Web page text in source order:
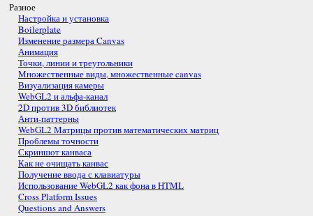
Разное
Настройка и установка
Boilerplate
Изменение размера Canvas
Анимация
Точки, линии и треугольники
Множественные виды, множественные canvas
Визуализация камеры
WebGL2 и альфа-канал
2D против 3D библиотек
Анти-паттерны
WebGL2 Матрицы против математических матриц
Проблемы точности
Скриншот канваса
Как не очищать канвас
Получение ввода с клавиатуры
Использование WebGL2 как фона в HTML
Cross Platform Issues
Questions and Answers